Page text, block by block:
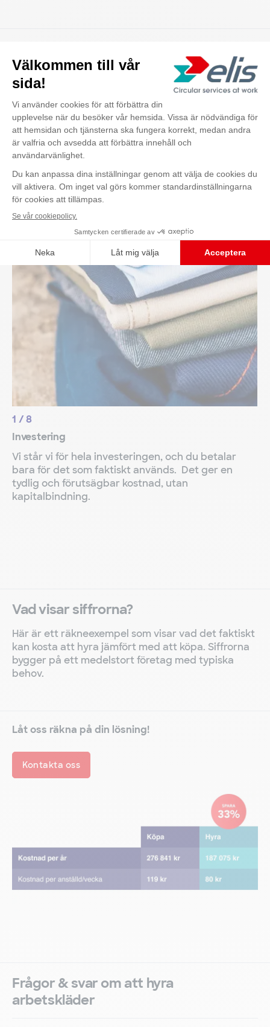
1 /8
Investering
Vi står vi för hela investeringen, och du betalar
bara för det som faktiskt används. Det ger en
tydlig och förutsägbar kostnad, utan
kapitalbindning.
Vad visar siffrorna?
Här är ett räkneexempel som visar vad det faktiskt
kan kosta att hyra jämfört med att köpa. Siffrorna
bygger på ett medelstort företag med typiska
behov.
Låt oss räkna på din lösning!
Kontakta oss
Frågor & svar om att hyra
arbetskläder
Kontakta oss